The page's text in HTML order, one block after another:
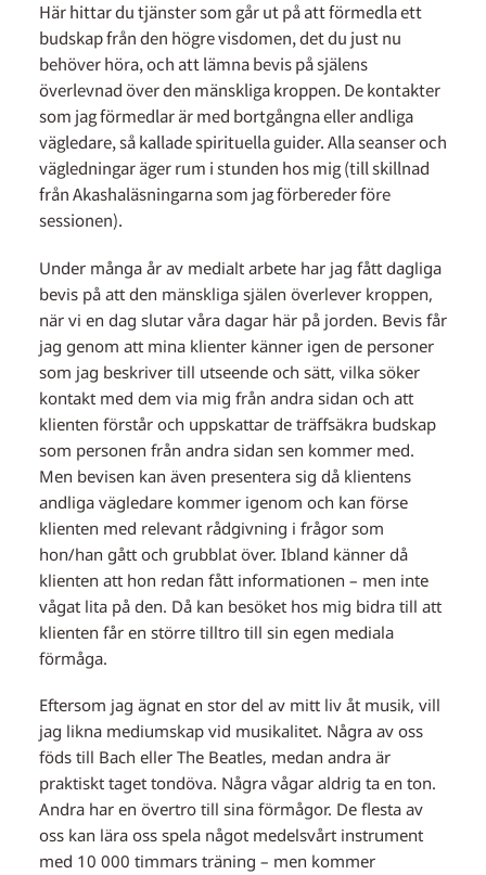
Här hittar du tjänster som går ut på att förmedla ett
budskap från den högre visdomen, det du just nu
behöver höra, och att lämna bevis på själens
överlevnad över den mänskliga kroppen. De kontakter
som jag förmedlar är med bortgångna eller andliga
vägledare, så kallade spirituella guider. Alla seanser och
vägledningar äger rum i stunden hos mig (till skillnad
från Akashaläsningarna som jag förbereder före
sessionen).
Under många år av medialt arbete har jag fått dagliga
bevis på att den mänskliga själen överlever kroppen,
när vi en dag slutar våra dagar här på jorden. Bevis får
jag genom att mina klienter känner igen de personer
som jag beskriver till utseende och sätt, vilka söker
kontakt med dem via mig från andra sidan och att
klienten förstår och uppskattar de träffsäkra budskap
som personen från andra sidan sen kommer med.
Men bevisen kan även presentera sig då klientens
andliga vägledare kommer igenom och kan förse
klienten med relevant rådgivning i frågor som
hon/han gått och grubblat över. Ibland känner då
klienten att hon redan fått informationen – men inte
vågat lita på den. Då kan besöket hos mig bidra till att
klienten får en större tilltro till sin egen mediala
förmåga.
Eftersom jag ägnat en stor del av mitt liv åt musik, vill
jag likna mediumskap vid musikalitet. Några av oss
föds till Bach eller The Beatles, medan andra är
praktiskt taget tondöva. Några vågar aldrig ta en ton.
Andra har en övertro till sina förmågor. De flesta av
oss kan lära oss spela något medelsvårt instrument
med 10 000 timmars träning – men kommer